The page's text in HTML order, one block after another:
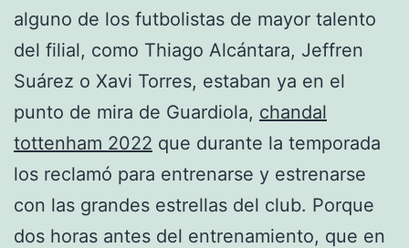
alguno de los futbolistas de mayor talento
del filial, como Thiago Alcántara, Jeffren
Suárez o Xavi Torres, estaban ya en el
punto de mira de Guardiola, chandal
tottenham 2022 que durante la temporada
los reclamó para entrenarse y estrenarse
con las grandes estrellas del club. Porque
dos horas antes del entrenamiento, que en